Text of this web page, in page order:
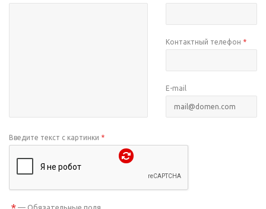
Контактный телефон *
E-mail
Введите текст с картинки *
— Обязательные поля